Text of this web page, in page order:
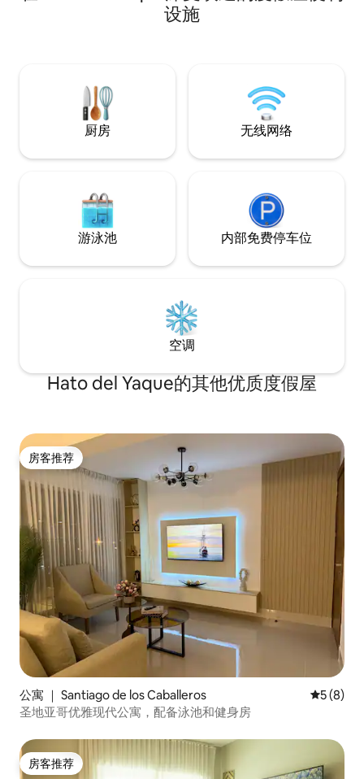
卧室、2.5间卫生间、设备齐全的厨房、快
速无线网络、专用工作空间、4台空调、3
100英寸高清电影
设施
厨房 无线网络
游泳池 内部免费停车位
空调
Hato del Yaque的其他优质度假屋
房客推荐
房客推荐
公寓 ｜ Santiago de los Caballeros 平均评分
5 (8)
圣地亚哥优雅现代公寓，配备泳池和健身房
房客推荐
房客推荐